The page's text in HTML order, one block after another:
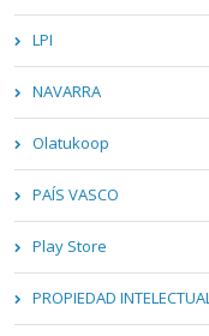
LPI
NAVARRA
Olatukoop
PAÍS VASCO
Play Store
PROPIEDAD INTELECTUAL